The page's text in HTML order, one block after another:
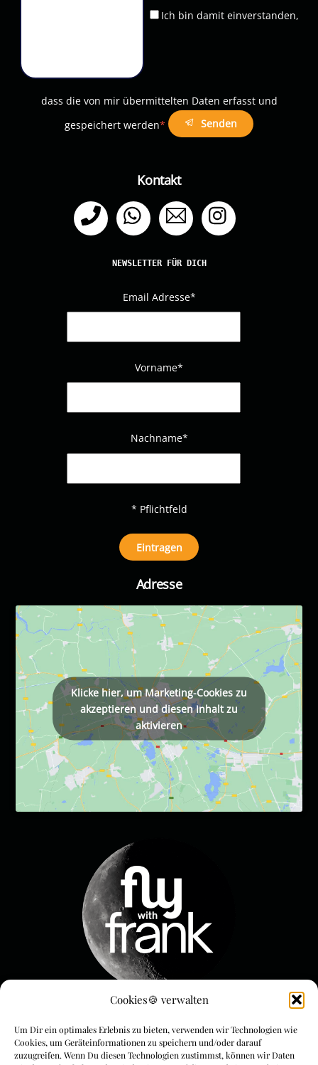
Cookies🍪 verwalten
Um Dir ein optimales Erlebnis zu bieten, verwenden wir Technologien wie
Cookies, um Geräteinformationen zu speichern und/oder darauf
zuzugreifen. Wenn Du diesen Technologien zustimmst, können wir Daten
Ich bin damit einverstanden,
dass die von mir übermittelten Daten erfasst und
gespeichert werden* Senden
Kontakt
Telefon WhatsApp Email
NEWSLETTER FÜR DICH
Email Adresse*
Vorname*
Nachname*
* Pflichtfeld
Adresse
Klicke hier, um Marketing-Cookies zu
akzeptieren und diesen Inhalt zu
aktivieren
FLYwithFrank